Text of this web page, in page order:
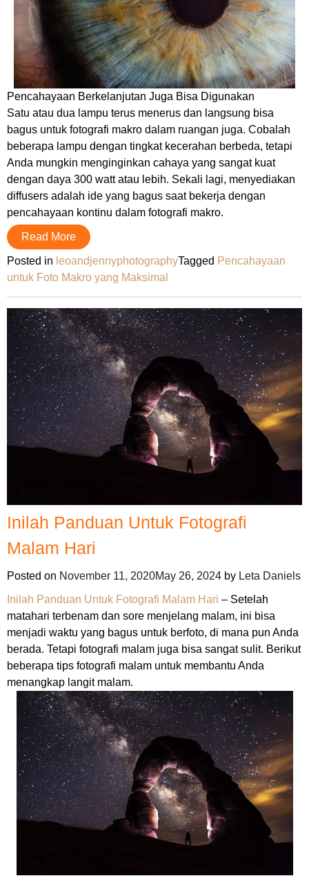
Pencahayaan Berkelanjutan Juga Bisa Digunakan
Satu atau dua lampu terus menerus dan langsung bisa
bagus untuk fotografi makro dalam ruangan juga. Cobalah
beberapa lampu dengan tingkat kecerahan berbeda, tetapi
Anda mungkin menginginkan cahaya yang sangat kuat
dengan daya 300 watt atau lebih. Sekali lagi, menyediakan
diffusers adalah ide yang bagus saat bekerja dengan
pencahayaan kontinu dalam fotografi makro.
Read More
Posted in leoandjennyphotographyTagged Pencahayaan
untuk Foto Makro yang Maksimal
Inilah Panduan Untuk Fotografi
Malam Hari
Posted on November 11, 2020May 26, 2024 by Leta Daniels
Inilah Panduan Untuk Fotografi Malam Hari – Setelah
matahari terbenam dan sore menjelang malam, ini bisa
menjadi waktu yang bagus untuk berfoto, di mana pun Anda
berada. Tetapi fotografi malam juga bisa sangat sulit. Berikut
beberapa tips fotografi malam untuk membantu Anda
menangkap langit malam.